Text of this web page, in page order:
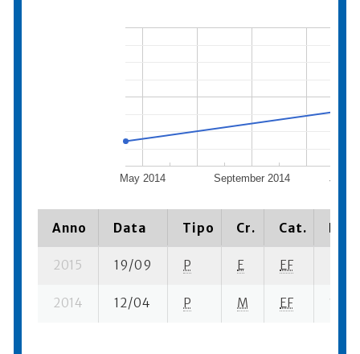
May 2014 September 2014
Anno Data Tipo Cr. Cat.
2015 19/09 P E EF
2014 12/04 P M EF 1 se-